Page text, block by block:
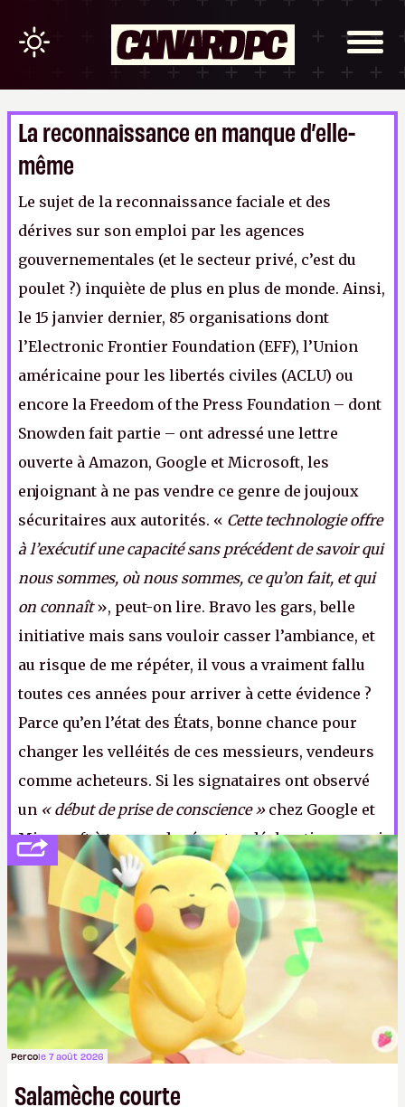
La reconnaissance en manque d’elle-
même
Le sujet de la reconnaissance faciale et des
dérives sur son emploi par les agences
gouvernementales (et le secteur privé, c’est du
poulet ?) inquiète de plus en plus de monde. Ainsi,
le 15 janvier dernier, 85 organisations dont
l’Electronic Frontier Foundation (EFF), l’Union
américaine pour les libertés civiles (ACLU) ou
encore la Freedom of the Press Foundation – dont
Snowden fait partie – ont adressé une lettre
ouverte à Amazon, Google et Microsoft, les
enjoignant à ne pas vendre ce genre de joujoux
sécuritaires aux autorités. « Cette technologie offre
à l’exécutif une capacité sans précédent de savoir qui
nous sommes, où nous sommes, ce qu’on fait, et qui
on connaît», peut-on lire. Bravo les gars, belle
initiative mais sans vouloir casser l’ambiance, et
au risque de me répéter, il vous a vraiment fallu
toutes ces années pour arriver à cette évidence ?
Parce qu’en l’état des États, bonne chance pour
changer les velléités de ces messieurs, vendeurs
comme acheteurs. Si les signataires ont observé
un « début de prise de conscience »chez Google et
Microsoft à travers de récentes déclarations – qui
a dit de façade ? –, Amazon semble rester sourd
aux préoccupations des alter-hippies connectés,
qui lui en touchent une sans faire bouger l’autre.
D’oreille, bien sûr.
Percole 7 août 2026
Salamèche courte